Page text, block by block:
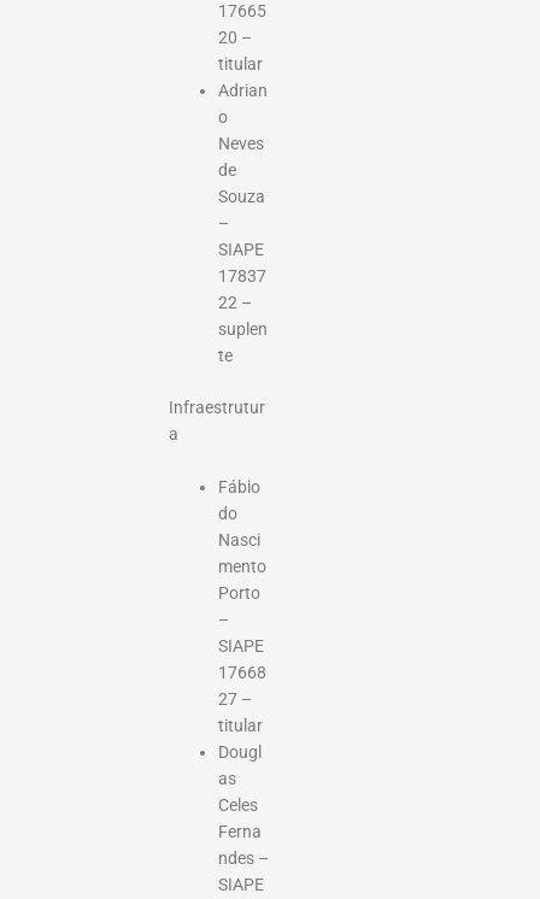
17665
20 –
titular
Adrian
o
Neves
de
Souza
–
SIAPE
17837
22 –
suplen
te
Infraestrutur
a
Fábio
do
Nasci
mento
Porto
–
SIAPE
17668
27 –
titular
Dougl
as
Celes
Ferna
ndes –
SIAPE